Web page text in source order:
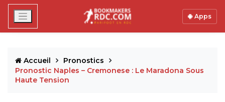
Apps
Accueil
Pronostics
Pronostic Naples – Cremonese : Le Maradona Sous
Haute Tension